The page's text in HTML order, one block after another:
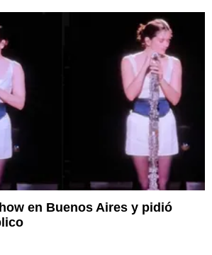
en Buenos Aires y pidió